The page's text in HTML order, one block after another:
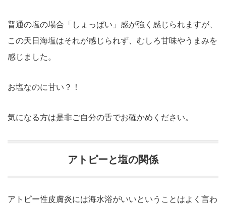
普通の塩の場合「しょっぱい」感が強く感じられますが、
この天日海塩はそれが感じられず、むしろ甘味やうまみを
感じました。
お塩なのに甘い？！
気になる方は是非ご自分の舌でお確かめください。
アトピーと塩の関係
アトピー性皮膚炎には海水浴がいいということはよく言わ